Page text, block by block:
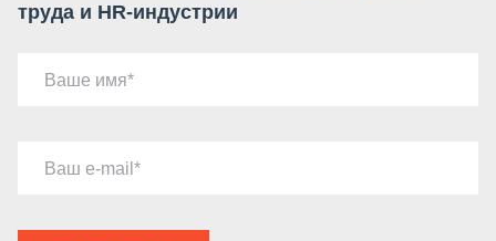
труда и HR-индустрии
Ваше имя
Ваш e-mail